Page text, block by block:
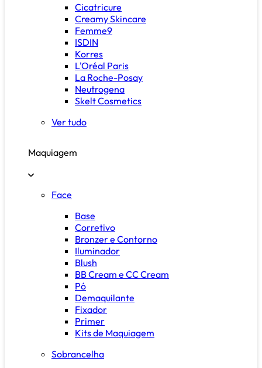
Cicatricure
Creamy Skincare
Femme9
ISDIN
Korres
L'Oréal Paris
La Roche-Posay
Neutrogena
Skelt Cosmetics
Ver tudo
Maquiagem
Face
Base
Corretivo
Bronzer e Contorno
Iluminador
Blush
BB Cream e CC Cream
Pó
Demaquilante
Fixador
Primer
Kits de Maquiagem
Sobrancelha